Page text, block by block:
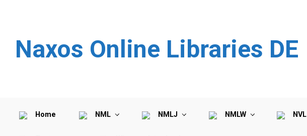
Naxos Online Libraries DE
Home NML NMLJ NMLW NVL